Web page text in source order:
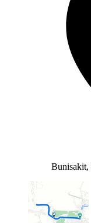
Bunisakit,